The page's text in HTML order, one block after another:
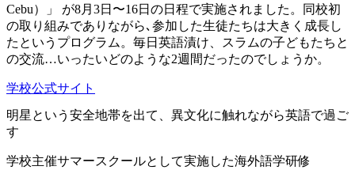
Cebu）」 が8月3日〜16日の日程で実施されました。同校初
の取り組みでありながら､参加した生徒たちは大きく成長し
たというプログラム。毎日英語漬け、スラムの子どもたちと
の交流…いったいどのような2週間だったのでしょうか。
学校公式サイト
明星という安全地帯を出て、異文化に触れながら英語で過ご
す
学校主催サマースクールとして実施した海外語学研修